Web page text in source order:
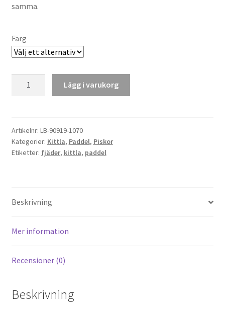
samma.
Färg
Lägg i varukorg
Artikelnr: LB-90919-1070
Kategorier: Kittla, Paddel, Piskor
Etiketter: fjäder, kittla, paddel
Beskrivning
Mer information
Recensioner (0)
Beskrivning